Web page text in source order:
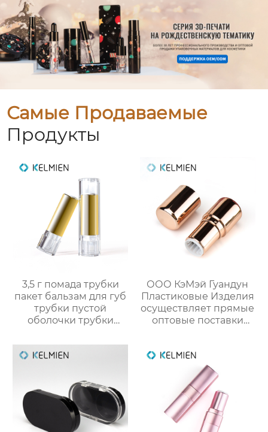
Самые Продаваемые
Продукты
3,5 г помада трубки
пакет бальзам для губ
трубки пустой
оболочки трубки
ООО КэМэй Гуандун
Пластиковые Изделия
осуществляет прямые
оптовые поставки